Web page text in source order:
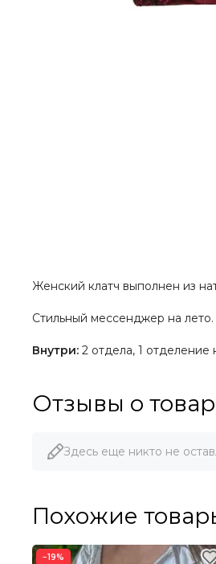
Женский клатч выполнен из
Стильный мессенджер на
Внутри: 2 отдела, 1
Отзывы о
Здесь еще никто не
Похожие
−19%